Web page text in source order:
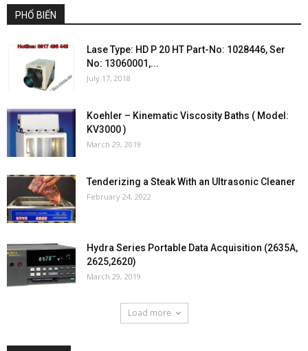
PHỔ BIẾN
Lase Type: HD P 20 HT Part-No: 1028446, Ser
No: 13060001,...
July 17, 2018
Koehler – Kinematic Viscosity Baths ( Model:
KV3000 )
March 29, 2019
Tenderizing a Steak With an Ultrasonic Cleaner
February 24, 2022
Hydra Series Portable Data Acquisition (2635A,
2625,2620)
March 29, 2019
Load more